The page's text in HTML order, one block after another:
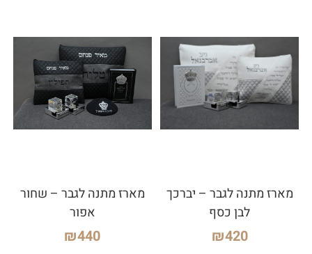
מארז מתנה לגבר – יברכך
לבן כסף
₪420
מארז מתנה לגבר – שחור
אפור
₪440